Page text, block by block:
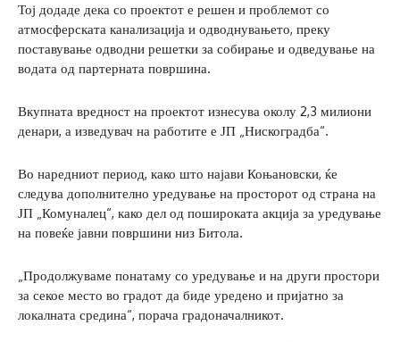
Тој додаде дека со проектот е решен и проблемот со
атмосферската канализација и одводнувањето, преку
поставување одводни решетки за собирање и одведување на
водата од партерната површина.
Вкупната вредност на проектот изнесува околу 2,3 милиони
денари, а изведувач на работите е ЈП „Нискоградба“.
Во наредниот период, како што најави Коњановски, ќе
следува дополнително уредување на просторот од страна на
ЈП „Комуналец“, како дел од пошироката акција за уредување
на повеќе јавни површини низ Битола.
„Продолжуваме понатаму со уредување и на други простори
за секое место во градот да биде уредено и пријатно за
локалната средина“, порача градоначалникот.